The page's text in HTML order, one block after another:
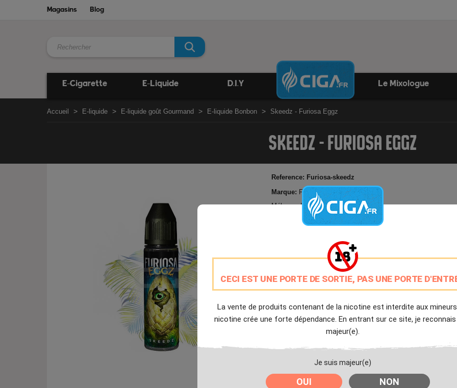
CECI EST UNE PORTE DE SORTIE, PAS UNE PORTE
La vente de produits contenant de la nicotine est interdite aux
nicotine crée une forte dépendance. En entrant sur ce site, je
majeur(e).
Je suis majeur(e)
OUI NON
Magasins Blog
E-Cigarette E-Liquide D.I.Y Le Mixologue
Accueil E-liquide E-liquide goût Gourmand E-liquide Bonbon Skeedz - Furiosa Eggz
SKEEDZ - FURIOSA EGGZ
Reference: Furiosa-skeedz
Marque: Furiosa
Mélange de bonbons aux gouts exotiques
Possibilité d'ajouter booster de nicotine
Elaboré en France
9.7/10
Avis client de Ciga.fr
Livraison Offerte
Expédition Immédiate
Commande passée avant 14h
Partager